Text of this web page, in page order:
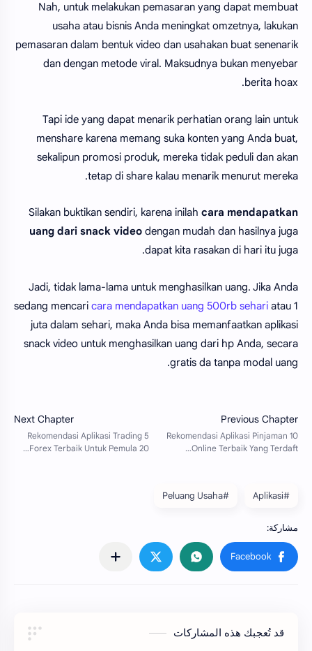
Nah, untuk melakukan pemasaran yang dapat membuat
usaha atau bisnis Anda meningkat omzetnya, lakukan
pemasaran dalam bentuk video dan usahakan buat senenarik
dan dengan metode viral. Maksudnya bukan menyebar
berita hoax.
Tapi ide yang dapat menarik perhatian orang lain untuk
menshare karena memang suka konten yang Anda buat,
sekalipun promosi produk, mereka tidak peduli dan akan
tetap di share kalau menarik menurut mereka.
Silakan buktikan sendiri, karena inilah cara mendapatkan
uang dari snack video dengan mudah dan hasilnya juga
dapat kita rasakan di hari itu juga.
Jadi, tidak lama-lama untuk menghasilkan uang. Jika Anda
sedang mencari cara mendapatkan uang 500rb sehari atau 1
juta dalam sehari, maka Anda bisa memanfaatkan aplikasi
snack video untuk menghasilkan uang dari hp Anda, secara
gratis da tanpa modal uang.
#Aplikasi
#Peluang Usaha
قد تُعجبك هذه المشاركات